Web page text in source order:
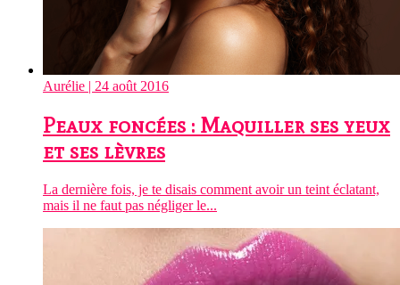
Aurélie | 24 août 2016
Peaux foncées : Maquiller ses yeux
et ses lèvres
La dernière fois, je te disais comment avoir un teint éclatant,
mais il ne faut pas négliger le...